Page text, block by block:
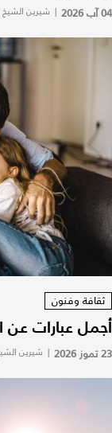
04 آب 2026 | شيرين
ثقافة وفنون
أجمل عبارات عن
23 تموز 2026 | شيرين